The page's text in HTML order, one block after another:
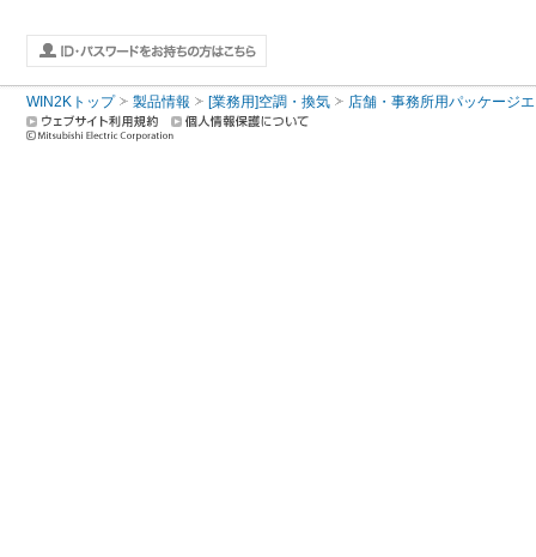
WIN2Kトップ 製品情報 [業務用]空調・換気 店舗・事務所用パッケージ